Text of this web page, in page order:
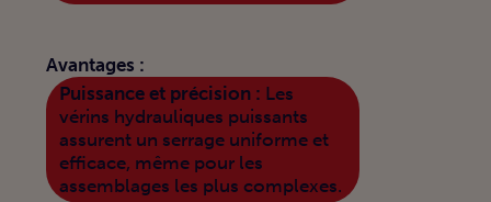
Avantages :
Puissance et précision : Les
vérins hydrauliques puissants
assurent un serrage uniforme et
efficace, même pour les
assemblages les plus complexes.